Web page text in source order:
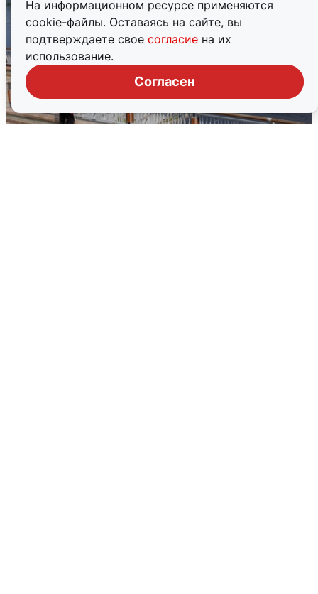
На информационном ресурсе применяются
cookie-файлы. Оставаясь на сайте, вы
подтверждаете свое согласие на их
использование.
Согласен